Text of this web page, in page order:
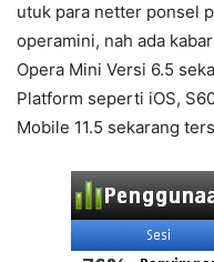
utuk para netter ponsel
operamini, nah ada
Opera Mini Versi 6.5
Platform seperti iOS,
Mobile 11.5 sekarang